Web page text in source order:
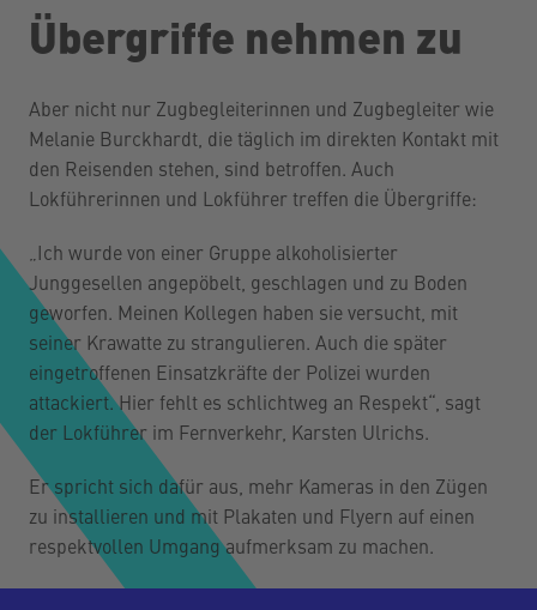
Übergriffe nehmen zu
Aber nicht nur Zugbegleiterinnen und Zugbegleiter wie
Melanie Burckhardt, die täglich im direkten Kontakt mit
den Reisenden stehen, sind betroffen. Auch
Lokführerinnen und Lokführer treffen die Übergriffe:
„Ich wurde von einer Gruppe alkoholisierter
Junggesellen angepöbelt, geschlagen und zu Boden
geworfen. Meinen Kollegen haben sie versucht, mit
seiner Krawatte zu strangulieren. Auch die später
eingetroffenen Einsatzkräfte der Polizei wurden
attackiert. Hier fehlt es schlichtweg an Respekt“, sagt
der Lokführer im Fernverkehr, Karsten Ulrichs.
Er spricht sich dafür aus, mehr Kameras in den Zügen
zu installieren und mit Plakaten und Flyern auf einen
respektvollen Umgang aufmerksam zu machen.